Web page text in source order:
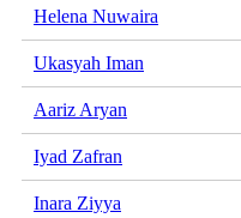
Helena Nuwaira
Ukasyah Iman
Aariz Aryan
Iyad Zafran
Inara Ziyya